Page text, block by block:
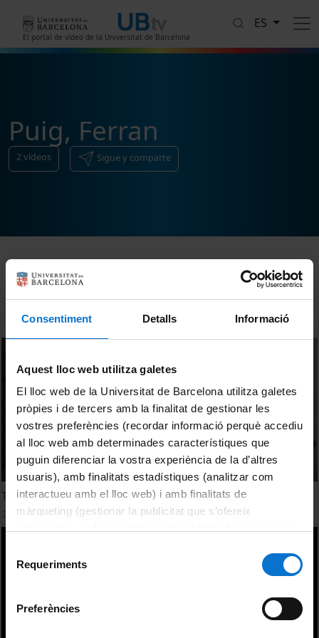
Consentiment Detalls Informació
Aquest lloc web utilitza galetes
El lloc web de la Universitat de Barcelona utilitza galetes
pròpies i de tercers amb la finalitat de gestionar les
vostres preferències (recordar informació perquè accediu
al lloc web amb determinades característiques que
puguin diferenciar la vostra experiència de la d’altres
usuaris), amb finalitats estadístiques (analitzar com
interactueu amb el lloc web) i amb finalitats de
màrqueting (gestionar la publicitat que s’ofereix
consultar laPolítica de galetes del lloc web de la
Requeriments
Preferències
El portal de vídeo de la Universitat de Barcelona
ES
Puig, Ferran
2vídeos Sigue y comparte
Ordenar
Taula Debat
25 Junio, 2018